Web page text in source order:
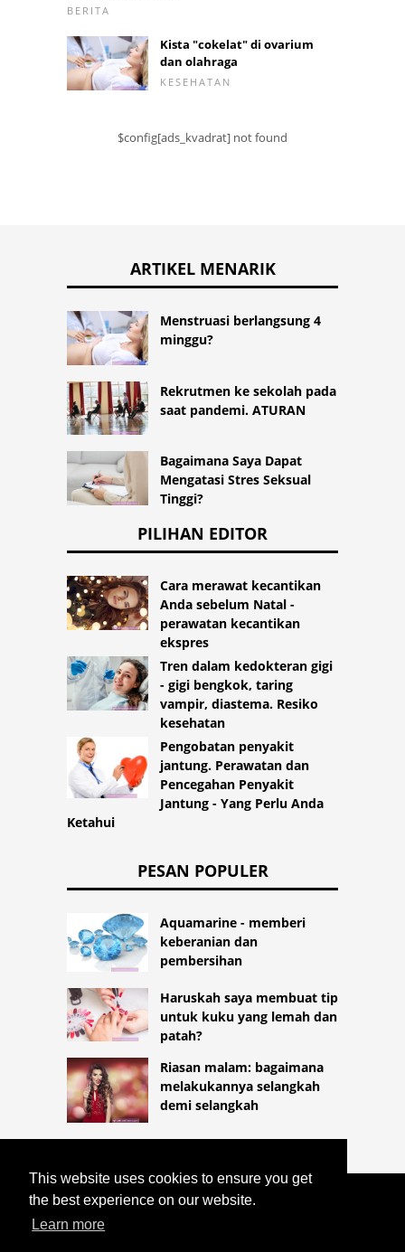
This website uses cookies to ensure you get
the best experience on our website.
Learn more
BERITA
Kista "cokelat" di ovarium
dan olahraga
KESEHATAN
$config[ads_kvadrat] not found
ARTIKEL MENARIK
Menstruasi berlangsung 4
minggu?
Rekrutmen ke sekolah pada
saat pandemi. ATURAN
Bagaimana Saya Dapat
Mengatasi Stres Seksual
Tinggi?
PILIHAN EDITOR
Cara merawat kecantikan
Anda sebelum Natal -
perawatan kecantikan
ekspres
Tren dalam kedokteran gigi
- gigi bengkok, taring
vampir, diastema. Resiko
kesehatan
Pengobatan penyakit
jantung. Perawatan dan
Pencegahan Penyakit
Jantung - Yang Perlu Anda
Ketahui
PESAN POPULER
Aquamarine - memberi
keberanian dan
pembersihan
Haruskah saya membuat tip
untuk kuku yang lemah dan
patah?
Riasan malam: bagaimana
melakukannya selangkah
demi selangkah
COPYRIGHT 2026
HTTPS://LIFESTYLEMED.NET
(SEL DARAH MERAH): STRUKTUR,